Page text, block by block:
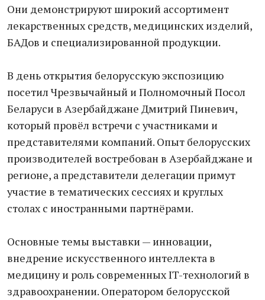
Они демонстрируют широкий ассортимент
лекарственных средств, медицинских изделий,
БАДов и специализированной продукции.
В день открытия белорусскую экспозицию
посетил Чрезвычайный и Полномочный Посол
Беларуси в Азербайджане Дмитрий Пиневич,
который провёл встречи с участниками и
представителями компаний. Опыт белорусских
производителей востребован в Азербайджане и
регионе, а представители делегации примут
участие в тематических сессиях и круглых
столах с иностранными партнёрами.
Основные темы выставки — инновации,
внедрение искусственного интеллекта в
медицину и роль современных IT-технологий в
здравоохранении. Оператором белорусской